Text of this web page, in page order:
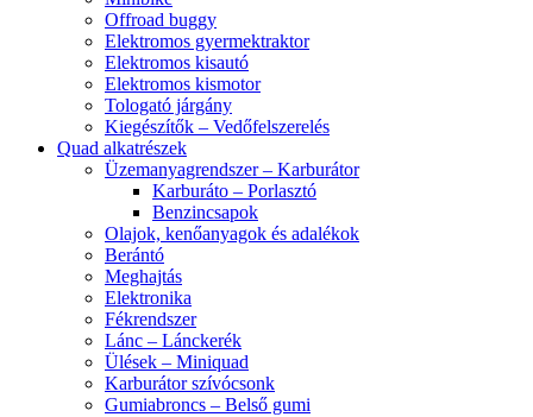
Offroad buggy
Elektromos gyermektraktor
Elektromos kisautó
Elektromos kismotor
Tologató járgány
Kiegészítők – Vedőfelszerelés
Quad alkatrészek
Üzemanyagrendszer – Karburátor
Karburáto – Porlasztó
Benzincsapok
Olajok, kenőanyagok és adalékok
Berántó
Meghajtás
Elektronika
Fékrendszer
Lánc – Lánckerék
Ülések – Miniquad
Karburátor szívócsonk
Gumiabroncs – Belső gumi